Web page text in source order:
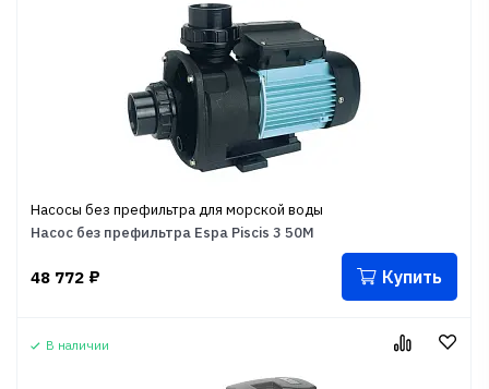
Насосы без префильтра для морской воды
Насос без префильтра Espa Piscis 3 50M
48 772 ₽ Купить
В наличии